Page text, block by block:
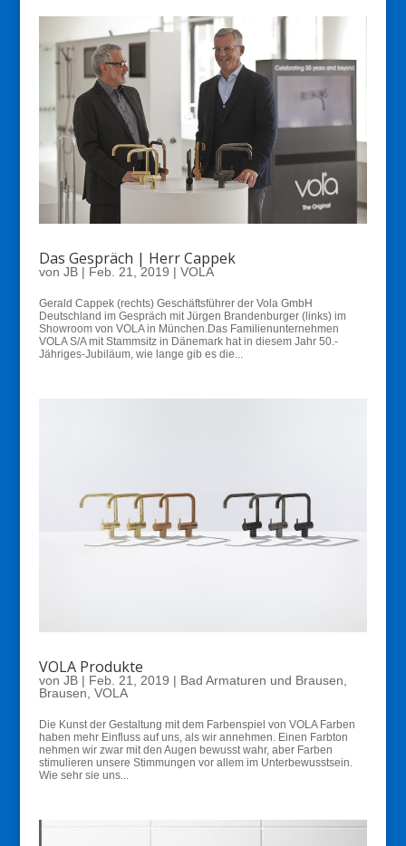
Das Gespräch | Herr Cappek
von JB| Feb. 21, 2019 | VOLA
Gerald Cappek (rechts) Geschäftsführer der Vola GmbH
Deutschland im Gespräch mit Jürgen Brandenburger (links) im
Showroom von VOLA in München.Das Familienunternehmen
VOLA S/A mit Stammsitz in Dänemark hat in diesem Jahr 50.-
Jähriges-Jubiläum, wie lange gib es die...
VOLA Produkte
von JB| Feb. 21, 2019 | Bad Armaturen und Brausen
Brausen VOLA
Die Kunst der Gestaltung mit dem Farbenspiel von VOLA Farben
haben mehr Einfluss auf uns, als wir annehmen. Einen Farbton
nehmen wir zwar mit den Augen bewusst wahr, aber Farben
stimulieren unsere Stimmungen vor allem im Unterbewusstsein.
Wie sehr sie uns...